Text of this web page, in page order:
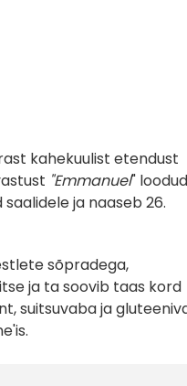
kahekuulist etendust
"Emmanuel" loodud
ja naaseb 26.
sõpradega,
ja ta soovib taas kord
suitsuvaba ja